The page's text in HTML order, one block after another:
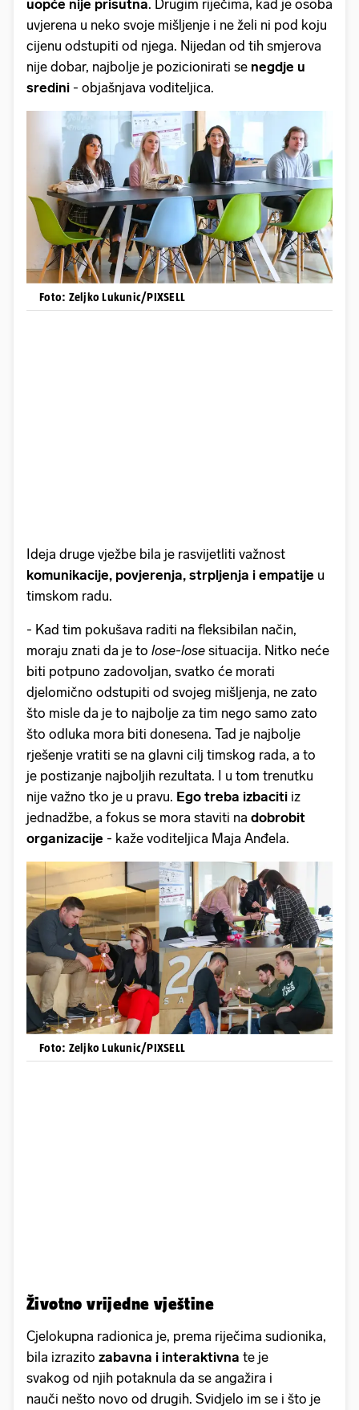
uopće nije prisutna. Drugim riječima, kad je osoba
uvjerena u neko svoje mišljenje i ne želi ni pod koju
cijenu odstupiti od njega. Nijedan od tih smjerova
nije dobar, najbolje je pozicionirati se negdje u
sredini - objašnjava voditeljica.
Foto: Zeljko Lukunic/PIXSELL
Ideja druge vježbe bila je rasvijetliti važnost
komunikacije, povjerenja, strpljenja i empatije u
timskom radu.
- Kad tim pokušava raditi na fleksibilan način,
moraju znati da je to lose-lose situacija. Nitko neće
biti potpuno zadovoljan, svatko će morati
djelomično odstupiti od svojeg mišljenja, ne zato
što misle da je to najbolje za tim nego samo zato
što odluka mora biti donesena. Tad je najbolje
rješenje vratiti se na glavni cilj timskog rada, a to
je postizanje najboljih rezultata. I u tom trenutku
nije važno tko je u pravu. Ego treba izbaciti iz
jednadžbe, a fokus se mora staviti na dobrobit
organizacije - kaže voditeljica Maja Anđela.
Foto: Zeljko Lukunic/PIXSELL
Životno vrijedne vještine
Cjelokupna radionica je, prema riječima sudionika,
bila izrazito zabavna i interaktivna te je
svakog od njih potaknula da se angažira i
nauči nešto novo od drugih. Svidjelo im se i što je